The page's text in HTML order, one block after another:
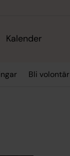
Kalender
Bli volontär